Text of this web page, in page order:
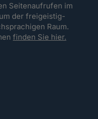
Seitenaufrufen im
der freigeistig-
Raum.
finden Sie hier.